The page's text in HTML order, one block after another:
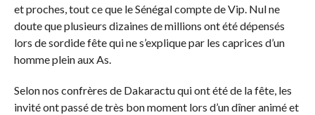
et proches, tout ce que le Sénégal compte de Vip. Nul ne
doute que plusieurs dizaines de millions ont été dépensés
lors de sordide fête qui ne s’explique par les caprices d’un
homme plein aux As.
Selon nos confrères de Dakaractu qui ont été de la fête, les
invité ont passé de très bon moment lors d’un dîner animé et